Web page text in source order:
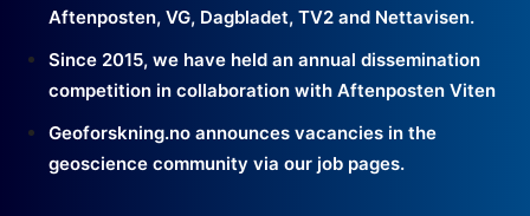
Aftenposten, VG, Dagbladet, TV2 and Nettavisen.
Since 2015, we have held an annual dissemination
competition in collaboration with Aftenposten Viten
Geoforskning.no announces vacancies in the
geoscience community via our job pages.